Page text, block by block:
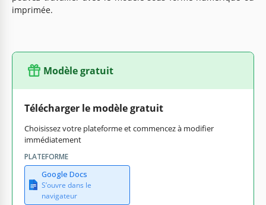
imprimée.
Modèle gratuit
Télécharger le modèle gratuit
Choisissez votre plateforme et commencez à modifier
immédiatement
PLATEFORME
Google Docs
S’ouvre dans le
navigateur